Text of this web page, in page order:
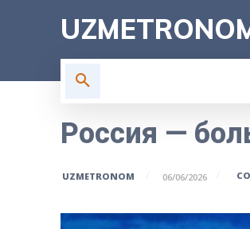
Россия —
UZMETRONOM 06/06/2026